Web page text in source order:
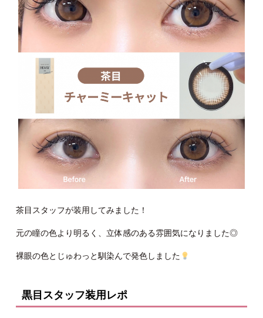
茶目スタッフが装用してみました！
元の瞳の色より明るく、立体感のある雰囲気になりました◎
裸眼の色とじゅわっと馴染んで発色しました
黒目スタッフ装用レポ